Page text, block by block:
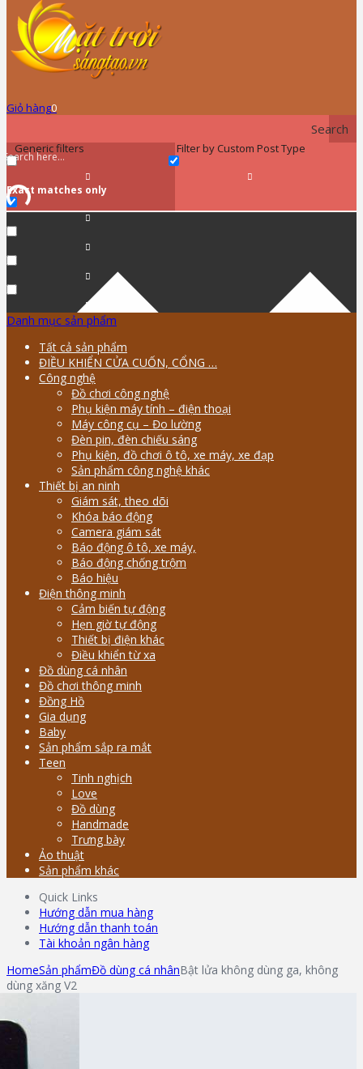
Giỏ hàng0
Search
Generic filters
Exact matches only
Filter by Custom Post Type
Danh mục sản phẩm
Tất cả sản phẩm
ĐIỀU KHIỂN CỬA CUỐN, CỔNG …
Công nghệ
Đồ chơi công nghệ
Phụ kiện máy tính – điện thoại
Máy công cụ – Đo lường
Đèn pin, đèn chiếu sáng
Phụ kiện, đồ chơi ô tô, xe máy, xe đạp
Sản phẩm công nghệ khác
Thiết bị an ninh
Giám sát, theo dõi
Khóa báo động
Camera giám sát
Báo động ô tô, xe máy,
Báo động chống trộm
Báo hiệu
Điện thông minh
Cảm biến tự động
Hẹn giờ tự động
Thiết bị điện khác
Điều khiển từ xa
Đồ dùng cá nhân
Đồ chơi thông minh
Đồng Hồ
Gia dụng
Baby
Sản phẩm sắp ra mắt
Teen
Tinh nghịch
Love
Đồ dùng
Handmade
Trưng bày
Ảo thuật
Sản phẩm khác
Quick Links
Hướng dẫn mua hàng
Hướng dẫn thanh toán
Tài khoản ngân hàng
HomeSản phẩmĐồ dùng cá nhânBật lửa không dùng ga, không
dùng xăng V2